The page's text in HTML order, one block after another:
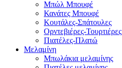
Μπώλ Μπουφέ
Κανάτες Μπουφέ
Κουτάλες-Σπάτουλες
Ορντεβιέρες-Τουρτιέρες
Πιατέλες-Πλατώ
Μελαμίνη
Μπωλάκια μελαμίνης